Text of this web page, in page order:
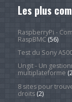
Les plus
RaspberryPi -
RaspBMC(56)
Test du Sony
Ungit - Un
multiplateforme
8 sites pour
droits(2)